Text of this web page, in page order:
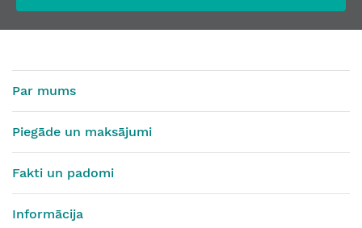
Par mums
Piegāde un maksājumi
Fakti un padomi
Informācija